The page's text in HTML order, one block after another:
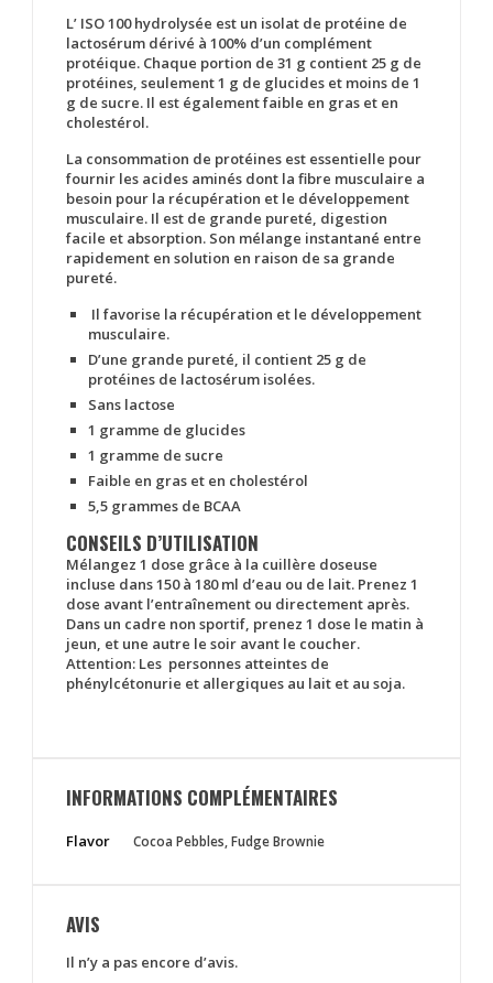
L’ ISO 100 hydrolysée est un isolat de protéine de
lactosérum dérivé à 100% d’un complément
protéique. Chaque portion de 31 g contient 25 g de
protéines, seulement 1 g de glucides et moins de 1
g de sucre. Il est également faible en gras et en
cholestérol.
La consommation de protéines est essentielle pour
fournir les acides aminés dont la fibre musculaire a
besoin pour la récupération et le développement
musculaire. Il est de grande pureté, digestion
facile et absorption. Son mélange instantané entre
rapidement en solution en raison de sa grande
pureté.
Il favorise la récupération et le développement
musculaire.
D’une grande pureté, il contient 25 g de
protéines de lactosérum isolées.
Sans lactose
1 gramme de glucides
1 gramme de sucre
Faible en gras et en cholestérol
5,5 grammes de BCAA
CONSEILS D’UTILISATION
Mélangez 1 dose grâce à la cuillère doseuse
incluse dans 150 à 180 ml d’eau ou de lait. Prenez 1
dose avant l’entraînement ou directement après.
Dans un cadre non sportif, prenez 1 dose le matin à
jeun, et une autre le soir avant le coucher.
Attention: Les personnes atteintes de
phénylcétonurie et allergiques au lait et au soja.
INFORMATIONS COMPLÉMENTAIRES
Flavor Cocoa Pebbles, Fudge Brownie
AVIS
Il n’y a pas encore d’avis.